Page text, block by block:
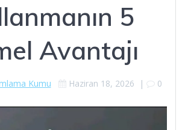
5
Avantajı
Kumu Haziran 18, 2026 | 0